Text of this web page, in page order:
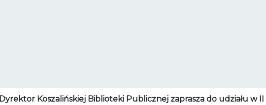
Dyrektor Koszalińskiej Biblioteki Publicznej zaprasza do udziału w II